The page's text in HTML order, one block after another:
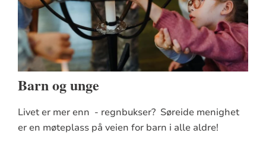
Barn og unge
Livet er mer enn - regnbukser? Søreide menighet
er en møteplass på veien for barn i alle aldre!